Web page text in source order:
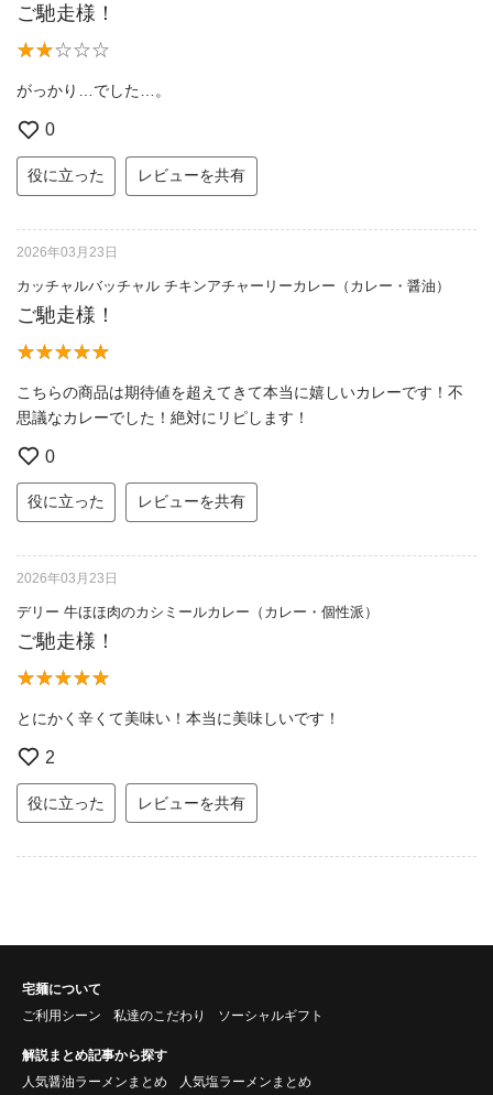
ご馳走様！
がっかり…でした…。
0
役に立った レビューを共有
2026年03月23日
カッチャルバッチャル チキンアチャーリーカレー（カレー・醤油）
ご馳走様！
こちらの商品は期待値を超えてきて本当に嬉しいカレーです！不
思議なカレーでした！絶対にリピします！
0
役に立った レビューを共有
2026年03月23日
デリー 牛ほほ肉のカシミールカレー（カレー・個性派）
ご馳走様！
とにかく辛くて美味い！本当に美味しいです！
2
役に立った レビューを共有
宅麺について
ご利用シーン
私達のこだわり ソーシャルギフト
解説まとめ記事から探す
人気醤油ラーメンまとめ
人気塩ラーメンまとめ